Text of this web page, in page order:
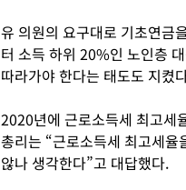
유 의원의 요구대로 기초연금
터 소득 하위 20%인 노인층
따라가야 한다는 태도도 지켰
2020년에 근로소득세 최고세
총리는 “근로소득세 최고세
않나 생각한다”고 대답했다.